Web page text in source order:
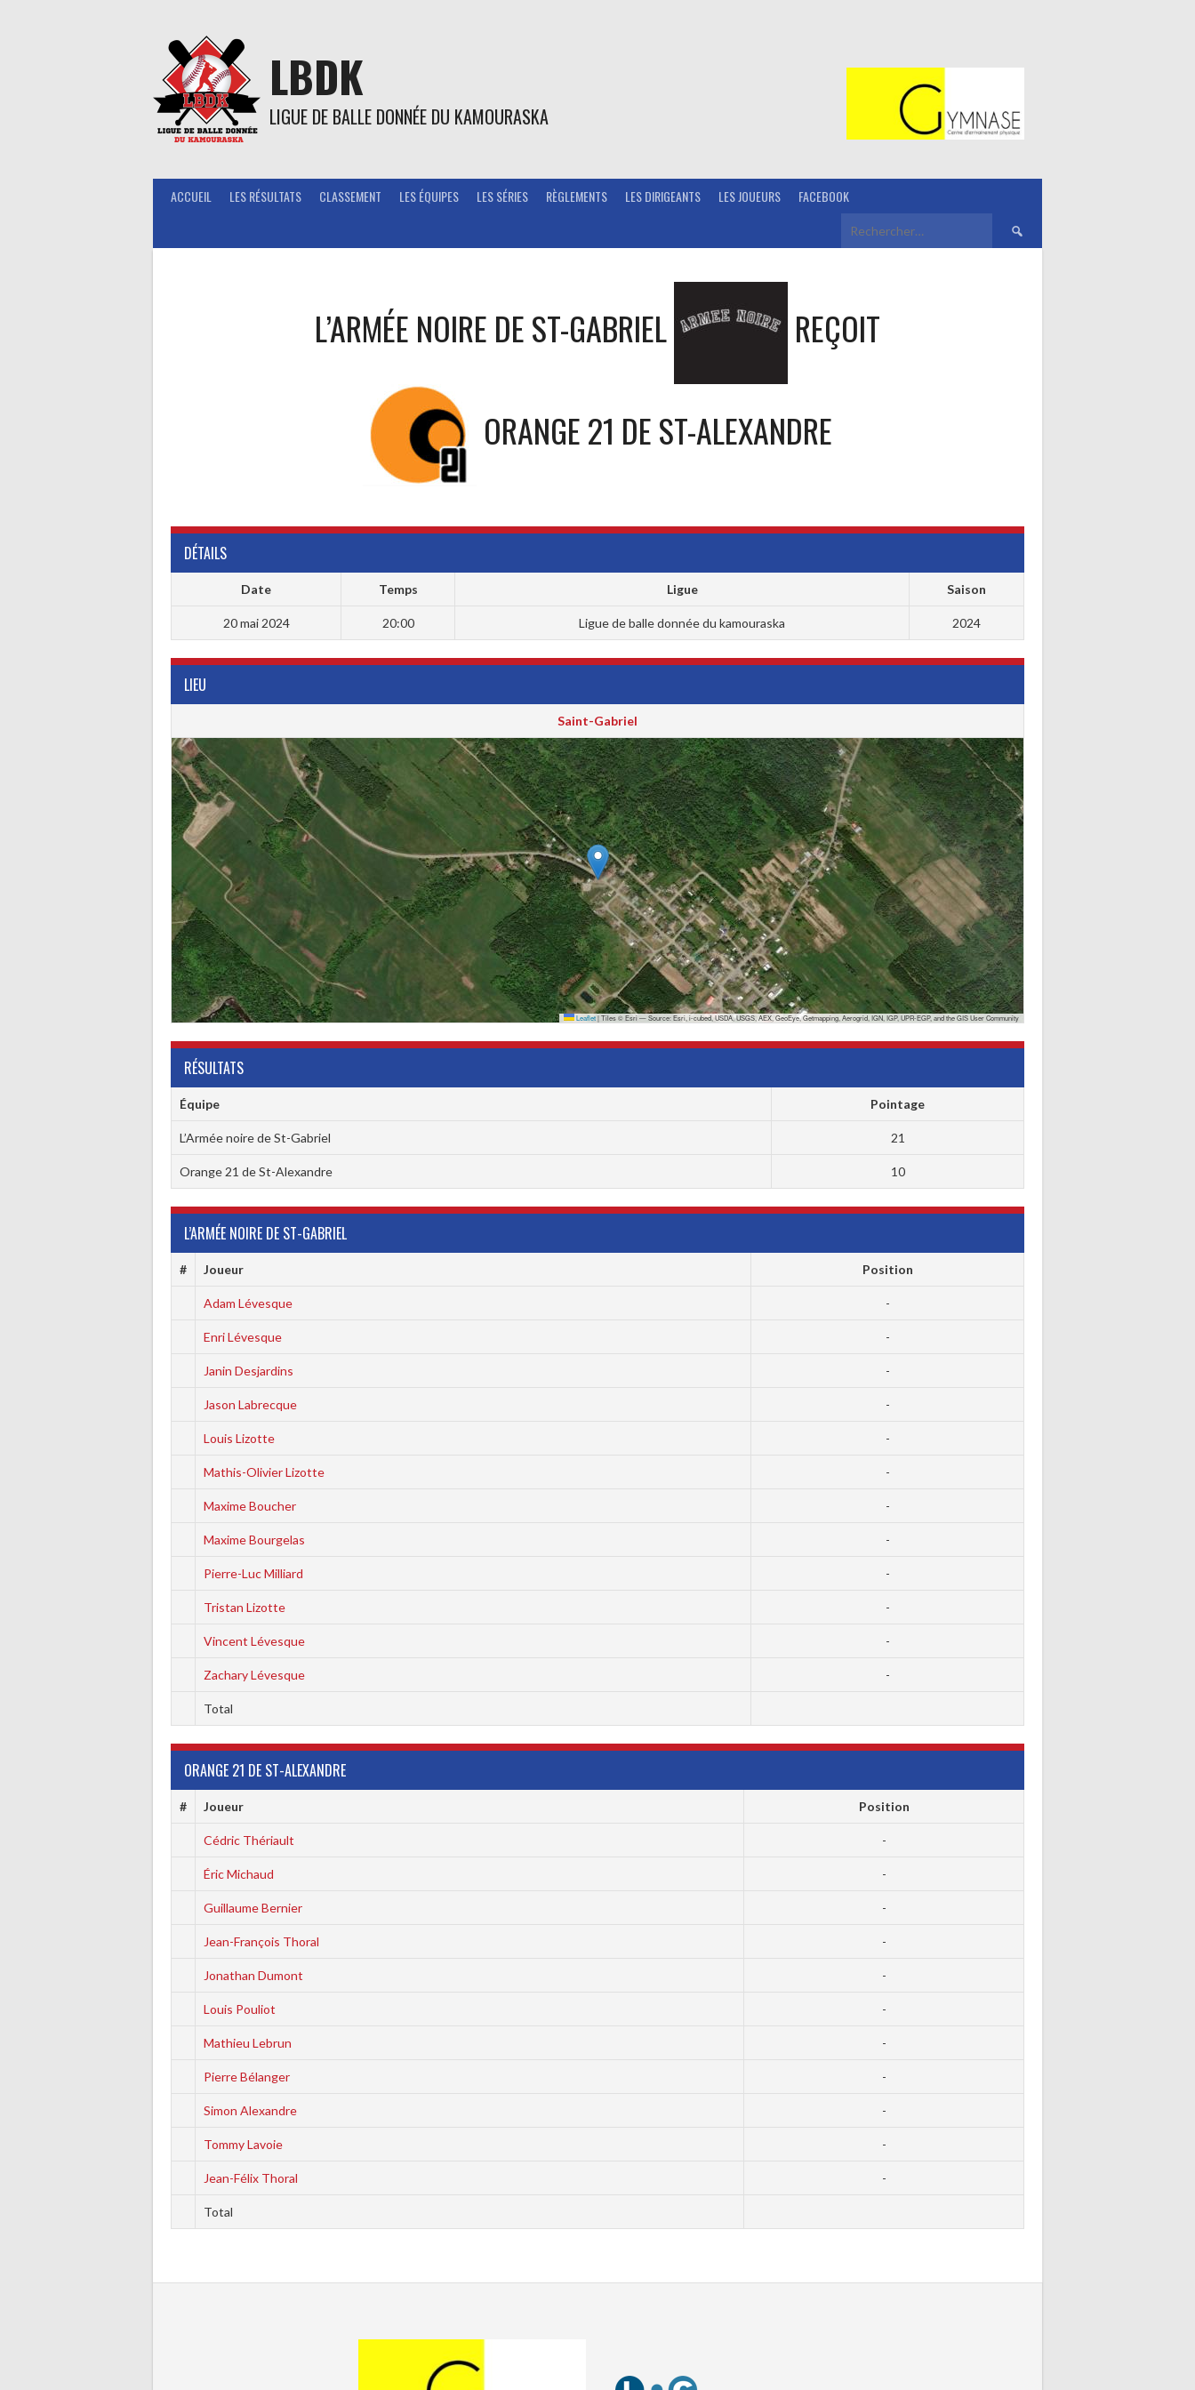
LBDK
LIGUE DE BALLE DONNÉE DU KAMOURASKA
ACCUEIL LES RÉSULTATS CLASSEMENT LES ÉQUIPES LES SÉRIES RÈGLEMENTS LES DIRIGEANTS LES JOUEURS FACEBOOK
Rechercher :
L’ARMÉE NOIRE DE ST-GABRIEL REÇOIT
ORANGE 21 DE ST-ALEXANDRE
DÉTAILS
Date Temps Ligue Saison
20 mai 2024 20:00 Ligue de balle donnée du kamouraska 2024
LIEU
Saint-Gabriel
Leaflet|Tiles © Esri — Source: Esri, i-cubed, USDA, USGS, AEX, GeoEye, Getmapping, Aerogrid, IGN, IGP, UPR-EGP, and the GIS User Community
RÉSULTATS
Équipe Pointage
L’Armée noire de St-Gabriel 21
Orange 21 de St-Alexandre 10
L’ARMÉE NOIRE DE ST-GABRIEL
# Joueur Position
Adam Lévesque -
Enri Lévesque -
Janin Desjardins -
Jason Labrecque -
Louis Lizotte -
Mathis-Olivier Lizotte -
Maxime Boucher -
Maxime Bourgelas -
Pierre-Luc Milliard -
Tristan Lizotte -
Vincent Lévesque -
Zachary Lévesque -
Total
ORANGE 21 DE ST-ALEXANDRE
# Joueur Position
Cédric Thériault -
Éric Michaud -
Guillaume Bernier -
Jean-François Thoral -
Jonathan Dumont -
Louis Pouliot -
Mathieu Lebrun -
Pierre Bélanger -
Simon Alexandre -
Tommy Lavoie -
Jean-Félix Thoral -
Total